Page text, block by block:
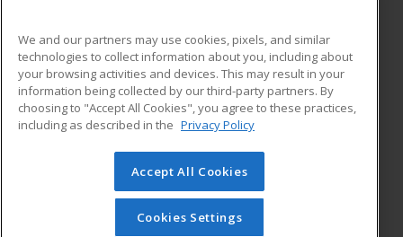
Career Training
ADDITIONAL RESOURCES
Financial Assistance
Help
Student Blog
© 2026 ed2go, a division of Cengage Learning. All rights
reserved. The material on this site cannot be reproduced or
redistributed unless you have obtained prior written
We and our partners may use cookies, pixels, and similar
technologies to collect information about you, including about
your browsing activities and devices. This may result in your
information being collected by our third-party partners. By
choosing to "Accept All Cookies", you agree to these practices,
including as described in the Privacy Policy
Accept All Cookies
Cookies Settings